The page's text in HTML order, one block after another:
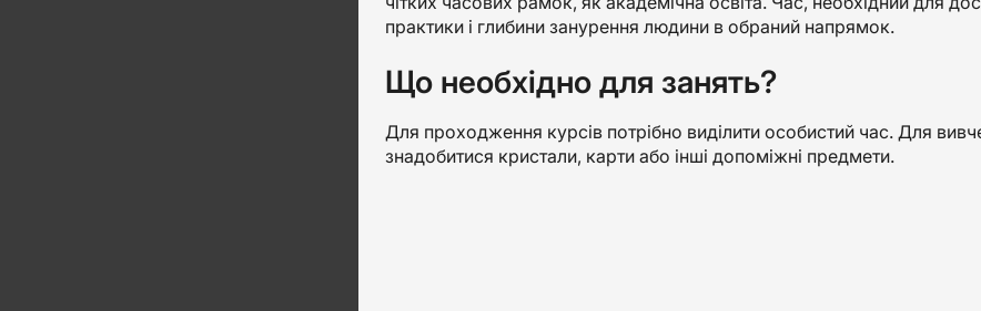
практики і глибини занурення людини в обраний напрямок.
Що необхідно для занять?
Для проходження курсів потрібно виділити особистий час. Для
знадобитися кристали, карти або інші допоміжні предмети.